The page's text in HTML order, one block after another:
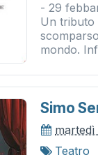
- 29
Un tributo
mondo.
Simo
martedì
Teatro